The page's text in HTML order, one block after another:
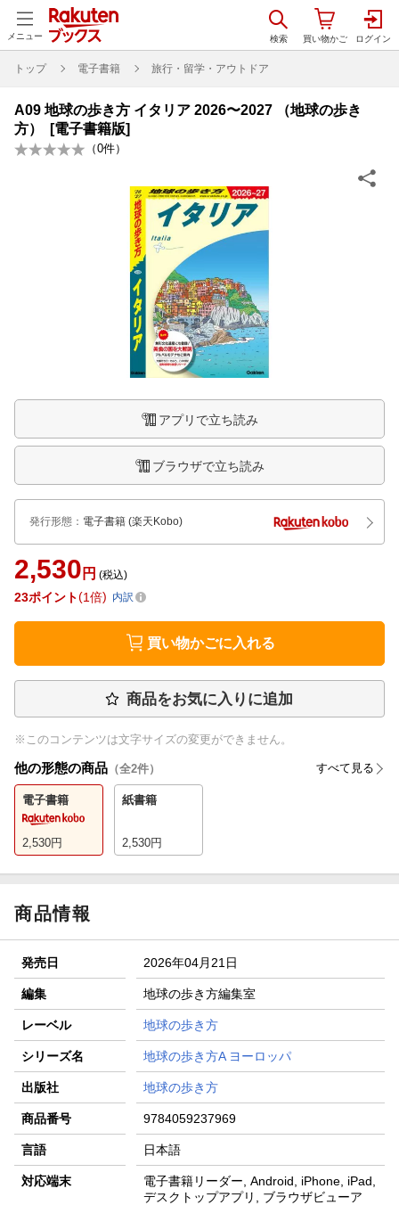
メニュー
トップ 電子書籍 旅行・留学・アウトドア
A09 地球の歩き方 イタリア 2026〜2027 （地球の歩き
方） [電子書籍版]
（0件）
アプリで立ち読み
ブラウザで立ち読み
発行形態 ： 電子書籍 (楽天Kobo)
2,530 円 (税込)
23ポイント 1倍 内訳
買い物かごに入れる
商品をお気に入りに追加
※このコンテンツは文字サイズの変更ができません。
他の形態の商品 （全2件） すべて見る
電子書籍
2,530円
紙書籍
2,530円
商品情報
発売日 2026年04月21日
編集 地球の歩き方編集室
レーベル 地球の歩き方
シリーズ名 地球の歩き方A ヨーロッパ
出版社 地球の歩き方
商品番号 9784059237969
言語 日本語
対応端末
電子書籍リーダー, Android, iPhone, iPad,
デスクトップアプリ, ブラウザビューア